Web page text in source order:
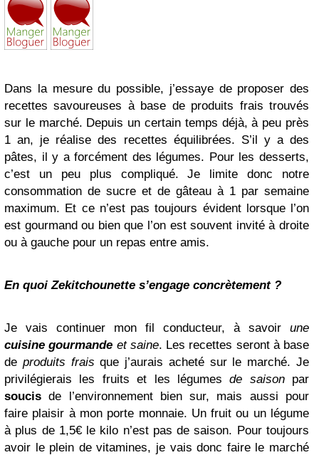
Dans la mesure du possible, j’essaye de proposer des
recettes savoureuses à base de produits frais trouvés
sur le marché. Depuis un certain temps déjà, à peu près
1 an, je réalise des recettes équilibrées. S’il y a des
pâtes, il y a forcément des légumes. Pour les desserts,
c’est un peu plus compliqué. Je limite donc notre
consommation de sucre et de gâteau à 1 par semaine
maximum. Et ce n’est pas toujours évident lorsque l’on
est gourmand ou bien que l’on est souvent invité à droite
ou à gauche pour un repas entre amis.
En quoi Zekitchounette s’engage concrètement ?
Je vais continuer mon fil conducteur, à savoir une
cuisine gourmande et saine. Les recettes seront à base
de produits frais que j’aurais acheté sur le marché. Je
privilégierais les fruits et les légumesde saisonpar
soucis de l’environnement bien sur, mais aussi pour
faire plaisir à mon porte monnaie. Un fruit ou un légume
à plus de 1,5€ le kilo n’est pas de saison. Pour toujours
avoir le plein de vitamines, je vais donc faire le marché